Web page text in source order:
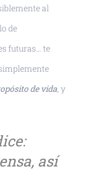
al
de
futuras… te
de vida, y
así